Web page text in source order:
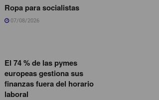
Ropa para socialistas
07/08/2026
El 74 % de las pymes
europeas gestiona sus
finanzas fuera del horario
laboral